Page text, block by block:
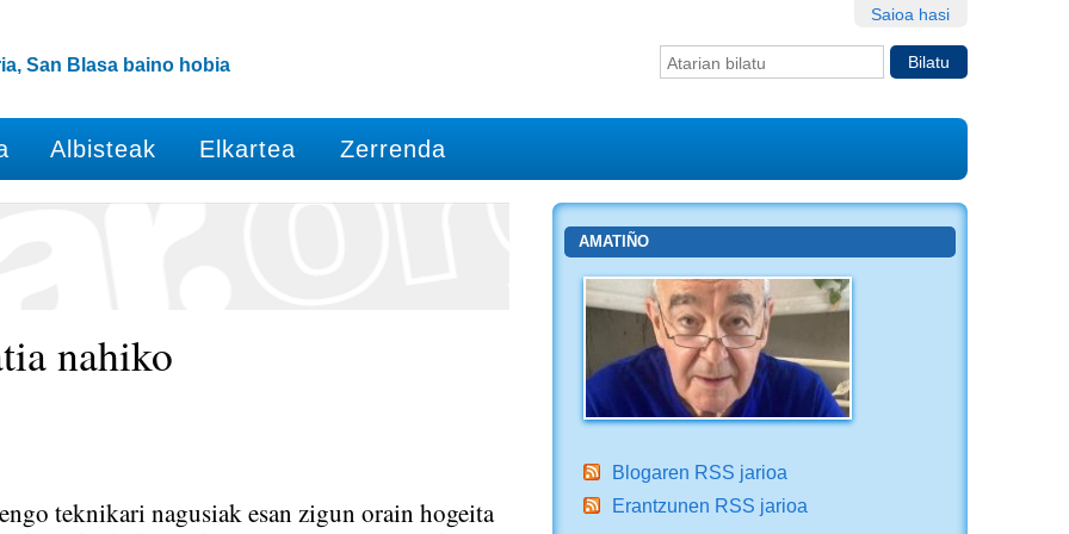
Saioa hasi
Bilatu atarian
San Blasa baino hobia
Albisteak Elkartea Zerrenda
nahiko
teknikari nagusiak esan zigun orain hogeita
AMATIÑO
Blogaren RSS jarioa
Erantzunen RSS jarioa